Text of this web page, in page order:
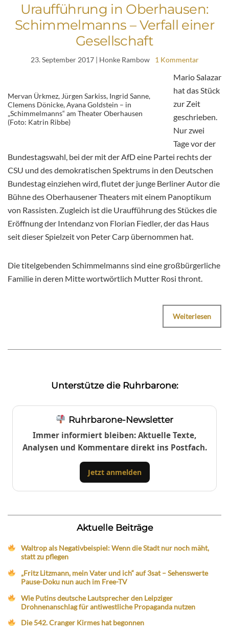
Uraufführung in Oberhausen:
Schimmelmanns – Verfall einer
Gesellschaft
23. September 2017| Honke Rambow 1 Kommentar
Mervan Ürkmez, Jürgen Sarkiss, Ingrid Sanne,
Clemens Dönicke, Ayana Goldstein – in
„Schimmelmanns“ am Theater Oberhausen
(Foto: Katrin Ribbe)
Mario Salazar
hat das Stück
zur Zeit
geschrieben.
Nur zwei
Tage vor der
Bundestagswahl, bei der mit der AfD eine Partei rechts der
CSU und des demokratischen Spektrums in den Deutschen
Bundestag einziehen wird, flutet der junge Berliner Autor die
Bühne des Oberhausener Theaters mit einem Panoptikum
von Rassisten. Zugleich ist die Uraufführung des Stückes die
Eröffnung der Intendanz von Florian Fiedler, der das Haus
seit dieser Spielzeit von Peter Carp übernommen hat.
Die titelgebenden Schimmelmanns sind eine großbürgerliche
Familie in deren Mitte wortwörtlich Mutter Rosi thront.
Weiterlesen
Unterstütze die Ruhrbarone:
Ruhrbarone-Newsletter
Immer informiert bleiben: Aktuelle Texte,
Analysen und Kommentare direkt ins Postfach.
Jetzt anmelden
Aktuelle Beiträge
Waltrop als Negativbeispiel: Wenn die Stadt nur noch mäht,
statt zu pflegen
„Fritz Litzmann, mein Vater und ich“ auf 3sat – Sehenswerte
Pause-Doku nun auch im Free-TV
Wie Putins deutsche Lautsprecher den Leipziger
Drohnenanschlag für antiwestliche Propaganda nutzen
Die 542. Cranger Kirmes hat begonnen